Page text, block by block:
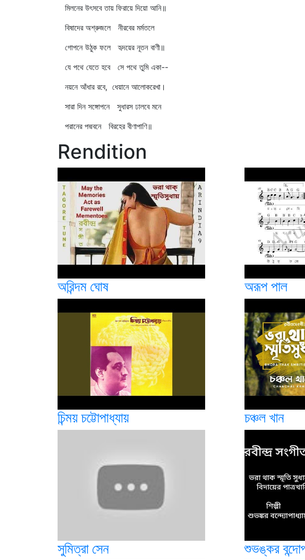
মিলনের উৎসবে তায় ফিরায়ে দিয়ো আনি॥
বিষাদের অশ্রুজলে নীরবের মর্মতলে
গোপনে উঠুক ফলে হৃদয়ের নূতন বাণী॥
যে পথে যেতে হবে সে পথে তুমি একা--
নয়নে আঁধার রবে, ধেয়ানে আলোকরেখা।
সারা দিন সঙ্গোপনে সুধারস ঢালবে মনে
পরানের পদ্মবনে বিরহের বীণাপাণি॥
Rendition
অরিন্দম ঘোষ অরূপ পাল
চিন্ময় চট্টোপাধ্যায় চঞ্চল খান
সুমিত্রা সেন শুভঙ্কর